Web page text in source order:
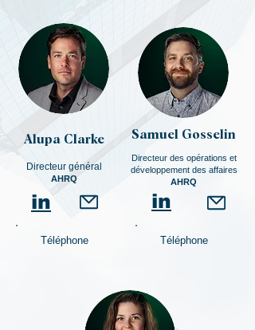
Alupa Clarke
Directeur général
AHRQ
in
Téléphone
Samuel Gosselin
in
Directeur des opérations et
développement des affaires
AHRQ
Téléphone